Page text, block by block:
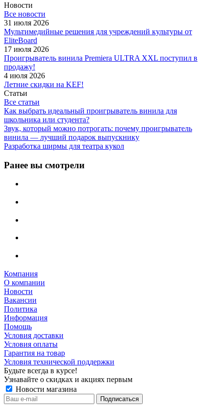
Новости
Все новости
31 июля 2026
Мультимедийные решения для учреждений культуры от
EliteBoard
17 июля 2026
Проигрыватель винила Premiera ULTRA XXL поступил в
продажу!
4 июля 2026
Летние скидки на KEF!
Статьи
Все статьи
Как выбрать идеальный проигрыватель винила для
школьника или студента?
Звук, который можно потрогать: почему проигрыватель
винила — лучший подарок выпускнику
Разработка ширмы для театра кукол
Ранее вы смотрели
Компания
О компании
Новости
Вакансии
Политика
Информация
Помощь
Условия доставки
Условия оплаты
Гарантия на товар
Условия технической поддержки
Будьте всегда в курсе!
Узнавайте о скидках и акциях первым
Новости магазина